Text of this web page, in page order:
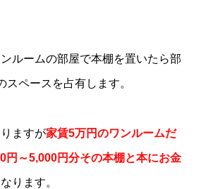
ルームの部屋で本棚を置いたら部
スペースを占有します。
ますが家賃5万円のワンルームだ
円～5,000円分その本棚と本にお金
ります。